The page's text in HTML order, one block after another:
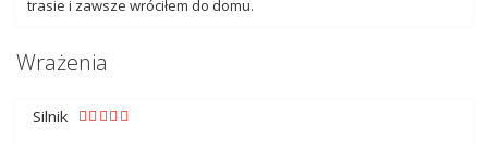
trasie i zawsze wróciłem do domu.
Wrażenia
Silnik